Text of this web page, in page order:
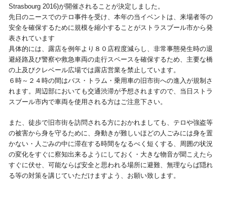
貸切バス・ハイヤー 通訳・ガイド
視察旅行・研修旅行
選ばれる理由 サービス内容
採用情報 企業情報
お問合わせ
Strasbourg 2016)が開催されることが決定しました。
先日のニースでのテロ事件を受け、本年の当イベントは、来場者等の
安全を確保するために規模を縮小することがストラスブール市から発
表されています
具体的には、露店を例年より８０店程度減らし、非常事態発生時の退
避経路及び警察や救急車両の走行スペースを確保するため、主要な橋
の上及びクレベール広場では露店営業を禁止しています。
６時～２４時の間はバス・トラム・乗用車の旧市街への進入が規制さ
れます。周辺部においても交通渋滞が予想されますので、当日ストラ
スブール市内で車両を使用される方はご注意下さい。
また、徒歩で旧市街を訪問される方におかれましても、テロや強盗等
の被害から身を守るために、身動きが難しいほどの人ごみには身を置
かない・人ごみの中に滞在する時間をなるべく短くする、周囲の状況
の変化をすぐに察知出来るようにしておく・大きな物音が聞こえたら
すぐに伏せ、可能ならば安全と思われる場所に避難、無理ならば隠れ
る等の対策を講じていただけますよう、お願い致します。